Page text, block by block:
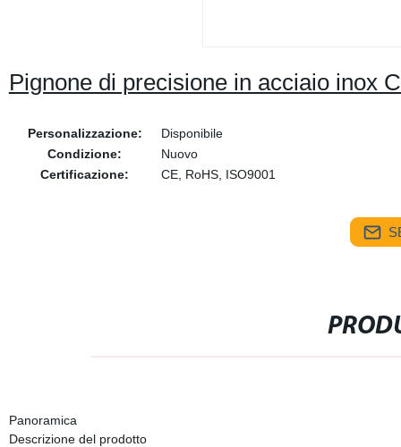
Pignone di precisione in acciaio inox
Personalizzazione:
Disponibile
Condizione:
Nuovo
Certificazione:
CE, RoHS, ISO9001
Panoramica
Descrizione del prodotto